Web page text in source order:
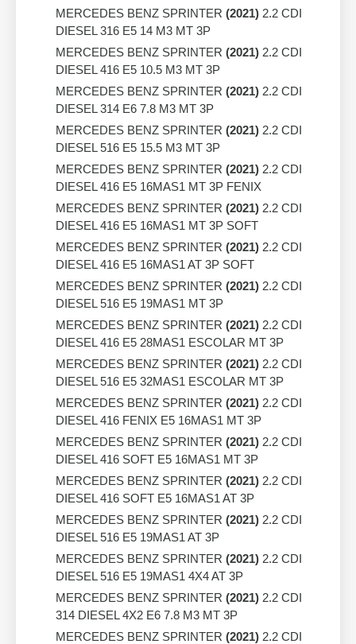
MERCEDES BENZ SPRINTER (2021) 2.2 CDI
DIESEL 316 E5 14 M3 MT 3P
MERCEDES BENZ SPRINTER (2021) 2.2 CDI
DIESEL 416 E5 10.5 M3 MT 3P
MERCEDES BENZ SPRINTER (2021) 2.2 CDI
DIESEL 314 E6 7.8 M3 MT 3P
MERCEDES BENZ SPRINTER (2021) 2.2 CDI
DIESEL 516 E5 15.5 M3 MT 3P
MERCEDES BENZ SPRINTER (2021) 2.2 CDI
DIESEL 416 E5 16MAS1 MT 3P FENIX
MERCEDES BENZ SPRINTER (2021) 2.2 CDI
DIESEL 416 E5 16MAS1 MT 3P SOFT
MERCEDES BENZ SPRINTER (2021) 2.2 CDI
DIESEL 416 E5 16MAS1 AT 3P SOFT
MERCEDES BENZ SPRINTER (2021) 2.2 CDI
DIESEL 516 E5 19MAS1 MT 3P
MERCEDES BENZ SPRINTER (2021) 2.2 CDI
DIESEL 416 E5 28MAS1 ESCOLAR MT 3P
MERCEDES BENZ SPRINTER (2021) 2.2 CDI
DIESEL 516 E5 32MAS1 ESCOLAR MT 3P
MERCEDES BENZ SPRINTER (2021) 2.2 CDI
DIESEL 416 FENIX E5 16MAS1 MT 3P
MERCEDES BENZ SPRINTER (2021) 2.2 CDI
DIESEL 416 SOFT E5 16MAS1 MT 3P
MERCEDES BENZ SPRINTER (2021) 2.2 CDI
DIESEL 416 SOFT E5 16MAS1 AT 3P
MERCEDES BENZ SPRINTER (2021) 2.2 CDI
DIESEL 516 E5 19MAS1 AT 3P
MERCEDES BENZ SPRINTER (2021) 2.2 CDI
DIESEL 516 E5 19MAS1 4X4 AT 3P
MERCEDES BENZ SPRINTER (2021) 2.2 CDI
314 DIESEL 4X2 E6 7.8 M3 MT 3P
MERCEDES BENZ SPRINTER (2021) 2.2 CDI